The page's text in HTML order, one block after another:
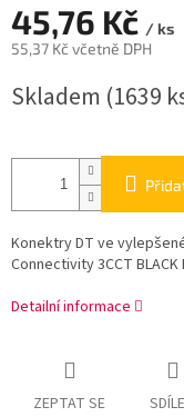
45,76 Kč / ks
55,37 Kč včetně DPH
cena:
Skladem (1639
Konektry DT ve
Connectivity 3CCT BLACK
Detailní informace
ZEPTAT SE